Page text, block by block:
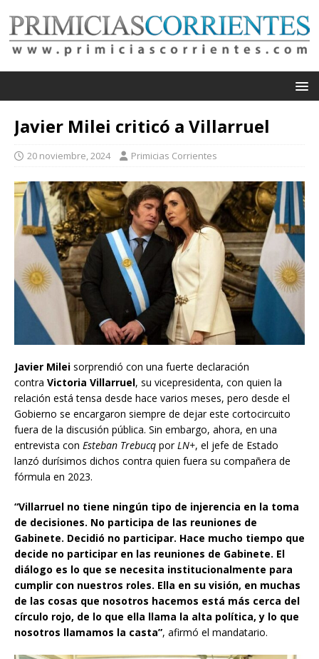
Javier Milei criticó a Villarruel
20 noviembre, 2024 Primicias Corrientes
Javier Milei sorprendió con una fuerte declaración
contra Victoria Villarruel, su vicepresidenta, con quien la
relación está tensa desde hace varios meses, pero desde el
Gobierno se encargaron siempre de dejar este cortocircuito
fuera de la discusión pública. Sin embargo, ahora, en una
entrevista con Esteban Trebucq porLN+, el jefe de Estado
lanzó durísimos dichos contra quien fuera su compañera de
fórmula en 2023.
“Villarruel no tiene ningún tipo de injerencia en la toma
de decisiones. No participa de las reuniones de
Gabinete. Decidió no participar. Hace mucho tiempo que
decide no participar en las reuniones de Gabinete. El
diálogo es lo que se necesita institucionalmente para
cumplir con nuestros roles. Ella en su visión, en muchas
de las cosas que nosotros hacemos está más cerca del
círculo rojo, de lo que ella llama la alta política, y lo que
nosotros llamamos la casta”, afirmó el mandatario.